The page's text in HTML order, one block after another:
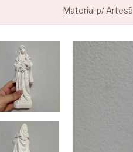
Material p/ Artesã